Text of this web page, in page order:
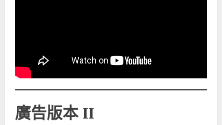
廣告版本 II